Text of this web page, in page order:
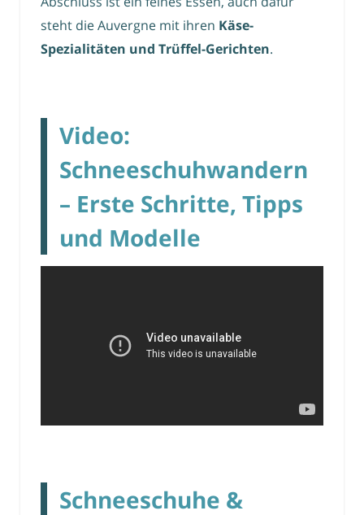
steht die Auvergne mit ihren Käse-
Spezialitäten und Trüffel-Gerichten.
Video:
Schneeschuhwandern
– Erste Schritte, Tipps
und Modelle
Schneeschuhe &